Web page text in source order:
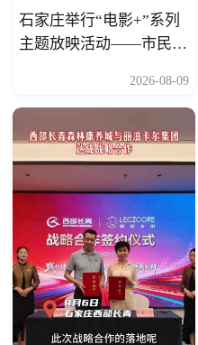
石家庄举行“电影+”系列
主题放映活动——市民聚
小时候 很有人情味
2026-08-09